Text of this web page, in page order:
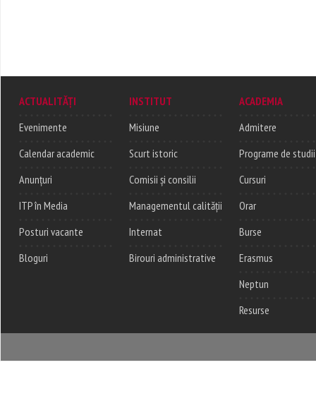
ACTUALITĂȚI
Evenimente
Calendar academic
Anunțuri
ITP în Media
Posturi vacante
Bloguri
INSTITUT
Misiune
Scurt istoric
Comisii și consilii
Managementul calității
Internat
Birouri administrative
ACADEMIA
Admitere
Programe de studii
Cursuri
Orar
Burse
Erasmus
Neptun
Resurse